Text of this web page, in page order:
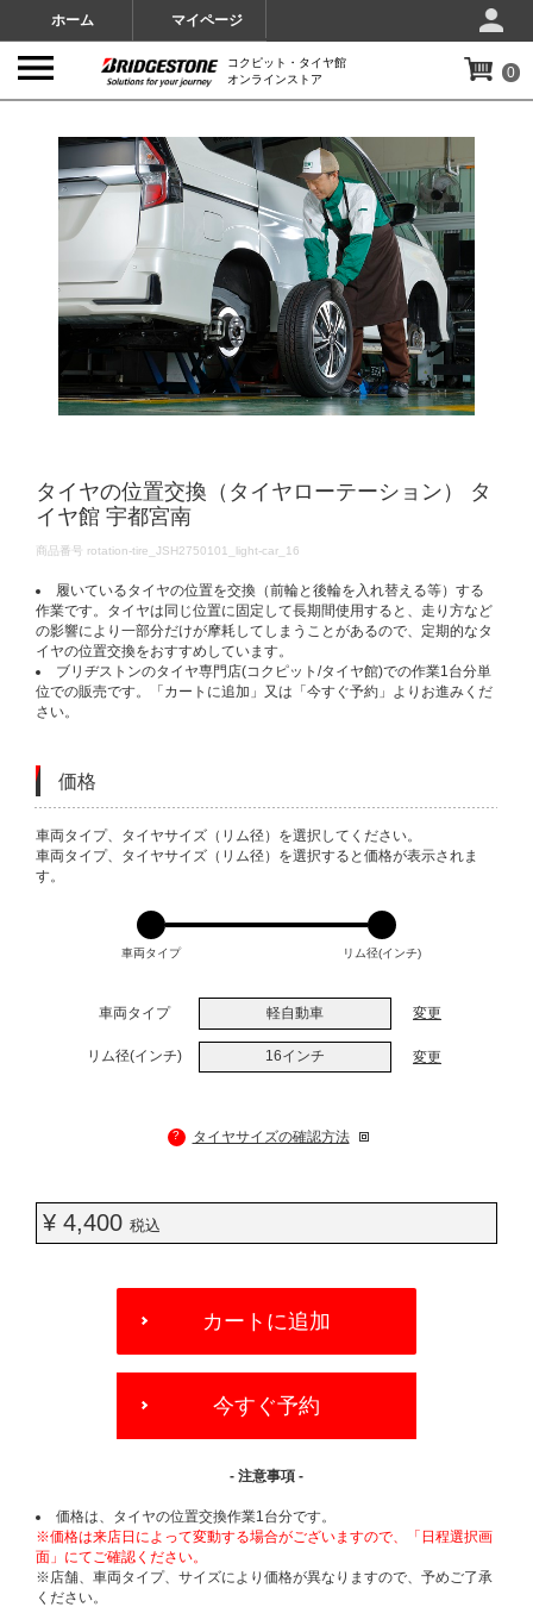
ホーム マイページ
コクピット・タイヤ館
オンラインストア
0
タイヤの位置交換（タイヤローテーション） タ
イヤ館 宇都宮南
DETAILS
商品番号 rotation-tire_JSH2750101_light-car_16
履いているタイヤの位置を交換（前輪と後輪を入れ替える等）する
作業です。タイヤは同じ位置に固定して長期間使用すると、走り方など
の影響により一部分だけが摩耗してしまうことがあるので、定期的なタ
イヤの位置交換をおすすめしています。
ブリヂストンのタイヤ専門店(コクピット/タイヤ館)での作業1台分単
位での販売です。「カートに追加」又は「今すぐ予約」よりお進みくだ
さい。
価格
VARIATIONS
車両タイプ、タイヤサイズ（リム径）を選択してください。
車両タイプ、タイヤサイズ（リム径）を選択すると価格が表示されま
す。
車両タイプ リム径(インチ)
車両タイプ 軽自動車 変更
リム径(インチ) 16インチ 変更
? タイヤサイズの確認方法
¥ 4,400 税込
OPTIONS
カートに追加
今すぐ予約
- 注意事項 -
価格は、タイヤの位置交換作業1台分です。
※価格は来店日によって変動する場合がございますので、「日程選択画
面」にてご確認ください。
※店舗、車両タイプ、サイズにより価格が異なりますので、予めご了承
ください。